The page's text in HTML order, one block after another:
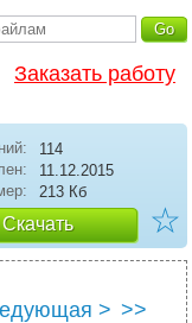
Заказать работу
114
11.12.2015
213 Кб
Скачать ☆
> >>